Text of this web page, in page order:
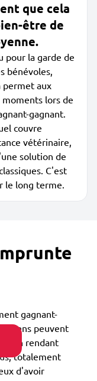
que cela
être de
pour la garde de
bénévoles,
permet aux
lors de
gagnant.
couvre
vétérinaire,
solution de
C'est
le long terme.
gagnant-
chiens peuvent
en rendant
totalement
d'avoir